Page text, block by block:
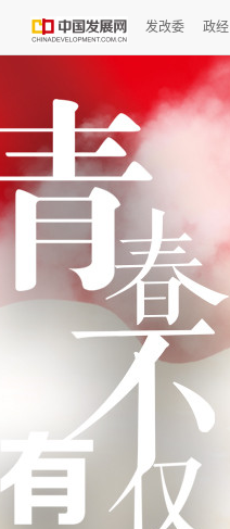
发改委 政经